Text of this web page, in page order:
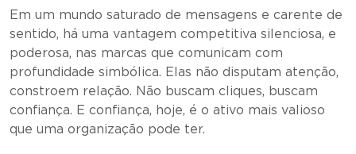
Em um mundo saturado de mensagens e carente de
sentido, há uma vantagem competitiva silenciosa, e
poderosa, nas marcas que comunicam com
profundidade simbólica. Elas não disputam atenção,
constroem relação. Não buscam cliques, buscam
confiança. E confiança, hoje, é o ativo mais valioso
que uma organização pode ter.